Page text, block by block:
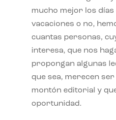
mucho mejor los días
vacaciones o no,
cuantas personas,
interesa, que nos
propongan algunas
que sea, merecen ser
montón editorial y
oportunidad.